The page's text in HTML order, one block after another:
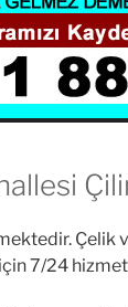
Çelik
için 7/24